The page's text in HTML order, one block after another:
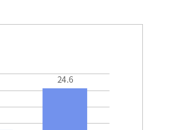
2026. 08. 19 수
24.6